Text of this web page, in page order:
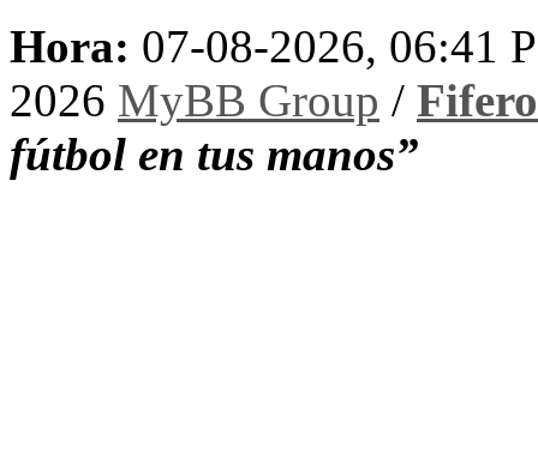
Hora: 07-08-2026, 06:41
2026 MyBB Group /
fútbol en tus manos”